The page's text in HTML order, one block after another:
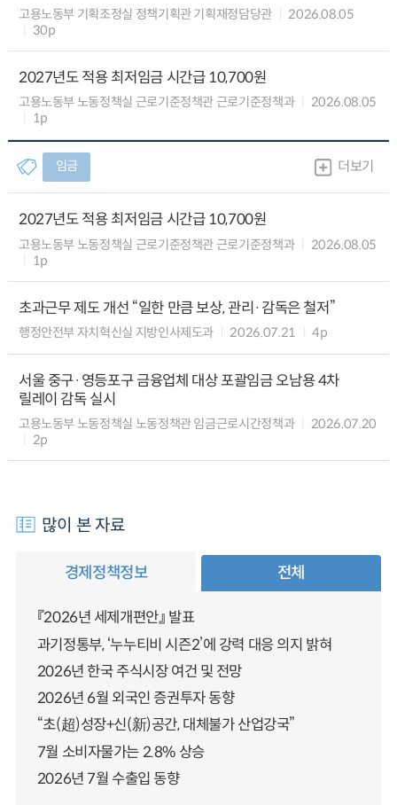
고용노동부 기획조정실 정책기획관 기획재정담당관
2026.08.05
30p
2027년도 적용 최저임금 시간급 10,700원
고용노동부 노동정책실 근로기준정책관 근로기준정책과
2026.08.05
1p
임금 더보기
2027년도 적용 최저임금 시간급 10,700원
고용노동부 노동정책실 근로기준정책관 근로기준정책과
2026.08.05
1p
초과근무 제도 개선 “일한 만큼 보상, 관리·감독은 철저”
행정안전부 자치혁신실 지방인사제도과 2026.07.21 4p
서울 중구·영등포구 금융업체 대상 포괄임금 오남용 4차
릴레이 감독 실시
고용노동부 노동정책실 노동정책관 임금근로시간정책과
2026.07.20
2p
많이 본 자료
경제정책정보 전체
『2026년 세제개편안』 발표
과기정통부, ‘누누티비 시즌2’에 강력 대응 의지 밝혀
2026년 한국 주식시장 여건 및 전망
2026년 6월 외국인 증권투자 동향
“초(超)성장+신(新)공간, 대체불가 산업강국”
7월 소비자물가는 2.8% 상승
2026년 7월 수출입 동향